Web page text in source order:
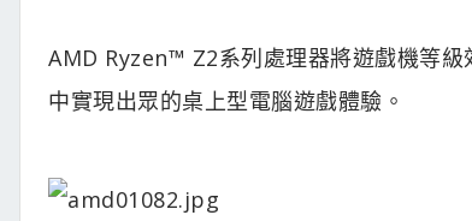
AMD Ryzen™ Z2系列處理器將遊戲機等
中實現出眾的桌上型電腦遊戲體驗。